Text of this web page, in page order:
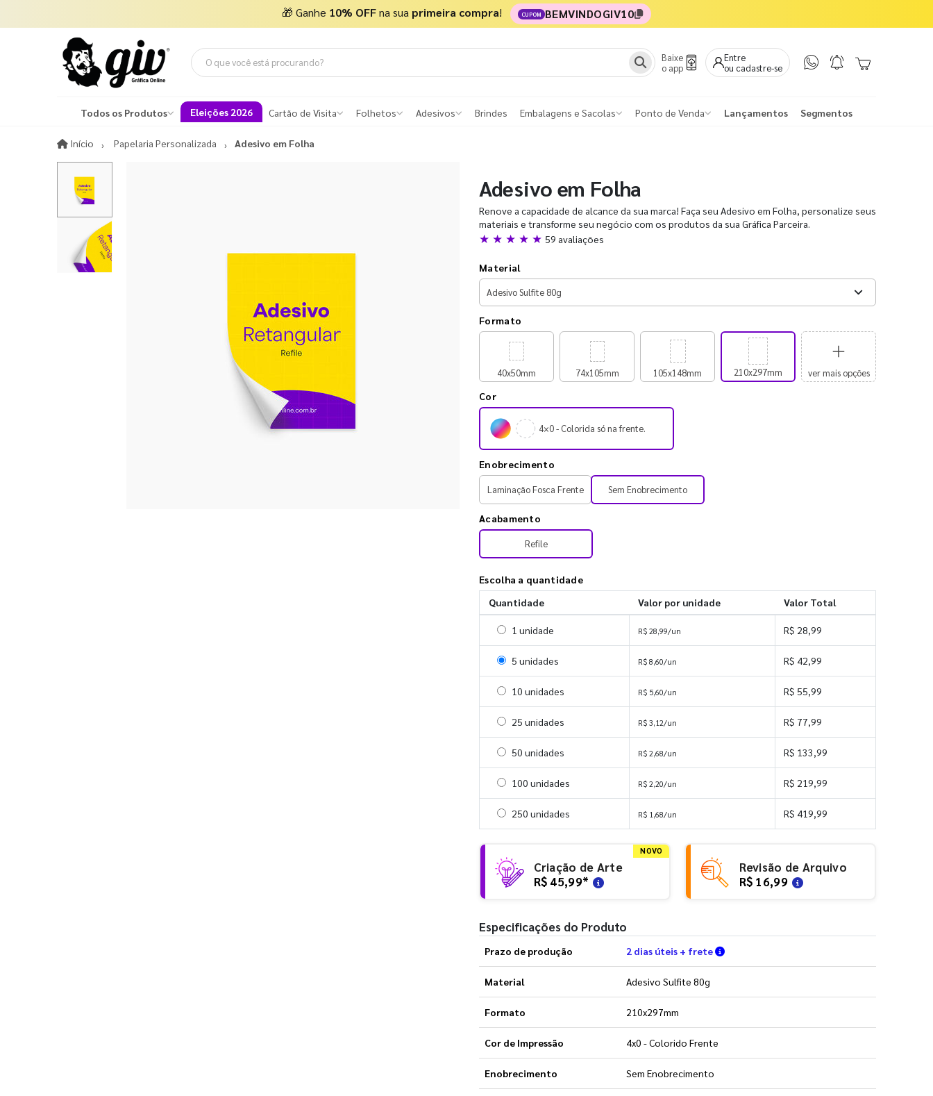
🎁 Ganhe 10% OFFna sua primeira compra! CUPOM BEMVINDOGIV10
Baixe
o app
Entre
ou cadastre-se
Todos os Produtos Eleições 2026 Cartão de Visita Folhetos Adesivos Brindes Embalagens e Sacolas Ponto de Venda Lançamentos Segmentos
Início InícioPapelaria Personalizada Adesivo em Folha
Adesivo em Folha
Renove a capacidade de alcance da sua marca! Faça seu Adesivo em Folha, personalize seus
materiais e transforme seu negócio com os produtos da sua Gráfica Parceira.
★ ★ ★ ★ ★ 59 avaliações
Material
Formato
40x50mm 74x105mm 105x148mm 210x297mm ver mais opções
Cor
4×0 - Colorida só na frente.
Enobrecimento
Laminação Fosca Frente Sem Enobrecimento
Acabamento
Refile
Escolha a quantidade
Quantidade
Valor por unidade Valor Total
Selecionar 1 unidade
1 unidade R$ 28,99/un R$ 28,99
Selecionar 5 unidades
5 unidades R$ 8,60/un R$ 42,99
Selecionar 10 unidades
10 unidades R$ 5,60/un R$ 55,99
Selecionar 25 unidades
25 unidades R$ 3,12/un R$ 77,99
Selecionar 50 unidades
50 unidades R$ 2,68/un R$ 133,99
Selecionar 100 unidades
100 unidades R$ 2,20/un R$ 219,99
Selecionar 250 unidades
250 unidades R$ 1,68/un R$ 419,99
NOVO
Criação de Arte
R$ 45,99*
Revisão de Arquivo
R$ 16,99
Especificações do Produto
Prazo de produção 2 dias úteis + frete Verifique as condições de entrega
Material Adesivo Sulfite 80g
Formato 210x297mm
Cor de Impressão 4x0 - Colorido Frente
Enobrecimento Sem Enobrecimento